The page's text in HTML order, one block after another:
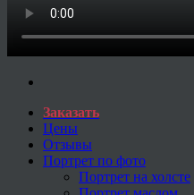
Заказать
Цены
Отзывы
Портрет по фото
Портрет на холсте